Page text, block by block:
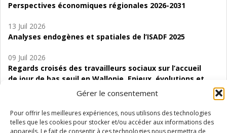
Gérer le consentement
Pour offrir les meilleures expériences, nous utilisons des technologies
telles que les cookies pour stocker et/ou accéder aux informations des
appareils. Le fait de consentir à ces technologies nous permettra de
Perspectives économiques régionales 2026-2031
13 Juil 2026
Analyses endogènes et spatiales de l’ISADF 2025
09 Juil 2026
Regards croisés des travailleurs sociaux sur l’accueil
de jour de bas seuil en Wallonie. Enjeux, évolutions et
06 Juil 2026
Étude d’évaluabilité des Structures